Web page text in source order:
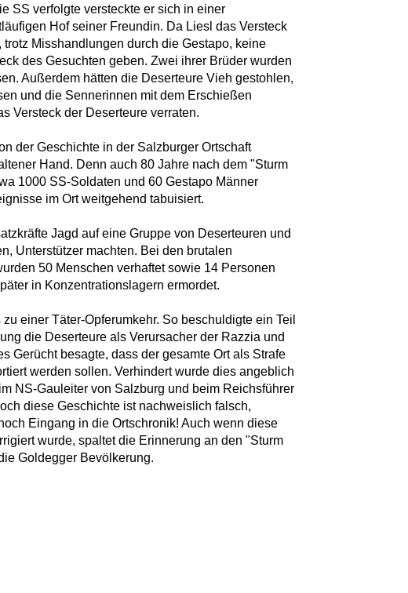
SS verfolgte versteckte er sich in einer
Hof seiner Freundin. Da Liesl das Versteck
trotz Misshandlungen durch die Gestapo, keine
des Gesuchten geben. Zwei ihrer Brüder wurden
Außerdem hätten die Deserteure Vieh gestohlen,
und die Sennerinnen mit dem Erschießen
Versteck der Deserteure verraten.
der Geschichte in der Salzburger Ortschaft
Hand. Denn auch 80 Jahre nach dem "Sturm
1000 SS-Soldaten und 60 Gestapo Männer
im Ort weitgehend tabuisiert.
Jagd auf eine Gruppe von Deserteuren und
Unterstützer machten. Bei den brutalen
50 Menschen verhaftet sowie 14 Personen
in Konzentrationslagern ermordet.
einer Täter-Opferumkehr. So beschuldigte ein Teil
die Deserteure als Verursacher der Razzia und
Gerücht besagte, dass der gesamte Ort als Strafe
werden sollen. Verhindert wurde dies angeblich
NS-Gauleiter von Salzburg und beim Reichsführer
diese Geschichte ist nachweislich falsch,
Eingang in die Ortschronik! Auch wenn diese
wurde, spaltet die Erinnerung an den "Sturm
Goldegger Bevölkerung.